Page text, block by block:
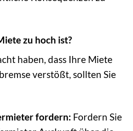
zu hoch ist?
haben, dass Ihre Miete
verstößt, sollten Sie
fordern: Fordern Sie